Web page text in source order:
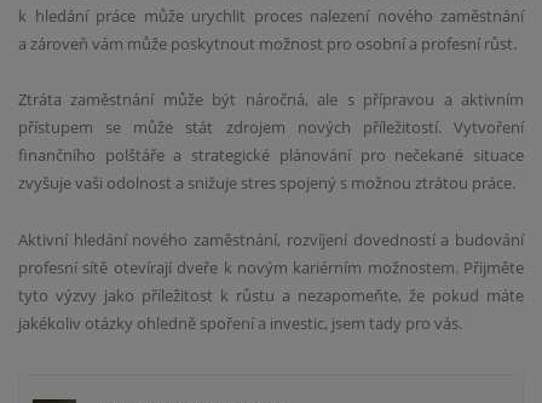
k hledání práce může urychlit proces nalezení nového zaměstnání
a zároveň vám může poskytnout možnost pro osobní a profesní růst.
Ztráta zaměstnání může být náročná, ale s přípravou a aktivním
přístupem se může stát zdrojem nových příležitostí. Vytvoření
finančního polštáře a strategické plánování pro nečekané situace
zvyšuje vaši odolnost a snižuje stres spojený s možnou ztrátou práce.
Aktivní hledání nového zaměstnání, rozvíjení dovedností a budování
profesní sítě otevírají dveře k novým kariérním možnostem. Přijměte
tyto výzvy jako příležitost k růstu a nezapomeňte, že pokud máte
jakékoliv otázky ohledně spoření a investic, jsem tady pro vás.